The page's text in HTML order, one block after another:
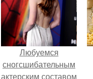
Любуемся
сногсшибательным
актерским составом